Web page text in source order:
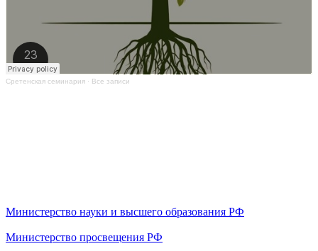
Сретенская семинария · Все записи
Министерство науки и высшего образования РФ
Министерство просвещения РФ